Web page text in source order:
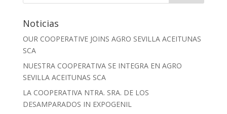
Noticias
OUR COOPERATIVE JOINS AGRO SEVILLA ACEITUNAS
SCA
NUESTRA COOPERATIVA SE INTEGRA EN AGRO
SEVILLA ACEITUNAS SCA
LA COOPERATIVA NTRA. SRA. DE LOS
DESAMPARADOS IN EXPOGENIL